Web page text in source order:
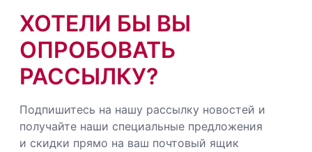
ХОТЕЛИ БЫ ВЫ
ОПРОБОВАТЬ
РАССЫЛКУ?
Подпишитесь на нашу рассылку новостей и
получайте наши специальные предложения
и скидки прямо на ваш почтовый ящик